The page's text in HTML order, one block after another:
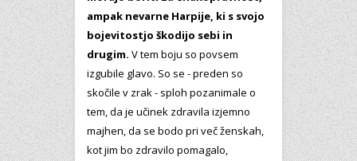
ampak nevarne Harpije, ki s svojo
bojevitostjo škodijo sebi in
drugim. V tem boju so povsem
izgubile glavo. So se - preden so
skočile v zrak - sploh pozanimale o
tem, da je učinek zdravila izjemno
majhen, da se bodo pri več ženskah,
kot jim bo zdravilo pomagalo,